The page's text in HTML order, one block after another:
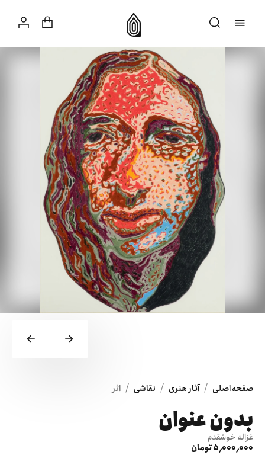
صفحه اصلی / آثار هنری / نقاشی / اثر
بدون عنوان
غزاله خوشقدم
5٬000٬000 تومان